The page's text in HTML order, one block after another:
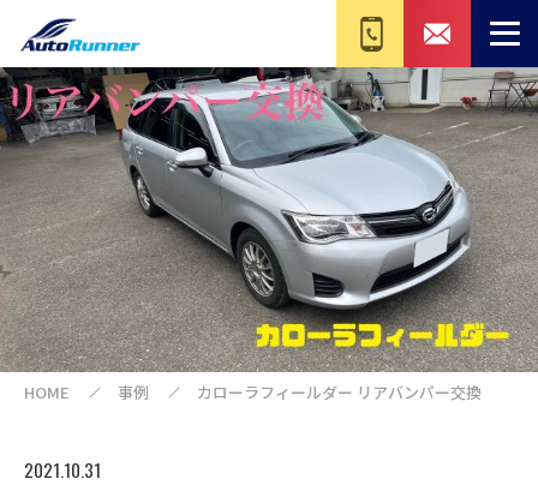
HOME 事例 カローラフィールダー リアバンパー交換
2021.10.31